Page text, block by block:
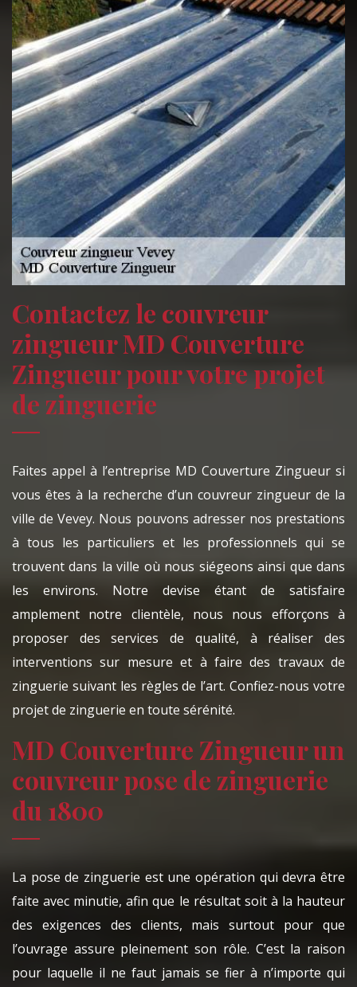
Contactez le couvreur
zingueur MD Couverture
Zingueur pour votre projet
de zinguerie
Faites appel à l’entreprise MD Couverture Zingueur si
vous êtes à la recherche d’un couvreur zingueur de la
ville de Vevey. Nous pouvons adresser nos prestations
à tous les particuliers et les professionnels qui se
trouvent dans la ville où nous siégeons ainsi que dans
les environs. Notre devise étant de satisfaire
amplement notre clientèle, nous nous efforçons à
proposer des services de qualité, à réaliser des
interventions sur mesure et à faire des travaux de
zinguerie suivant les règles de l’art. Confiez-nous votre
projet de zinguerie en toute sérénité.
MD Couverture Zingueur un
couvreur pose de zinguerie
du 1800
La pose de zinguerie est une opération qui devra être
faite avec minutie, afin que le résultat soit à la hauteur
des exigences des clients, mais surtout pour que
l’ouvrage assure pleinement son rôle. C’est la raison
pour laquelle il ne faut jamais se fier à n’importe qui